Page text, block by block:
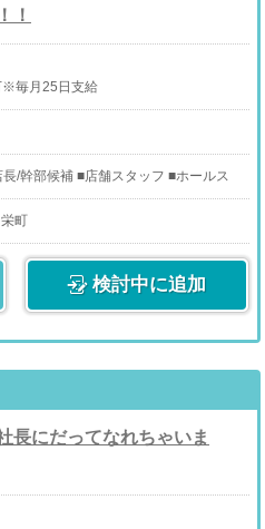
！
※毎月25日支給
/幹部候補 ■店舗スタッフ ■ホールス
町
検討中に追加
長にだってなれちゃいま